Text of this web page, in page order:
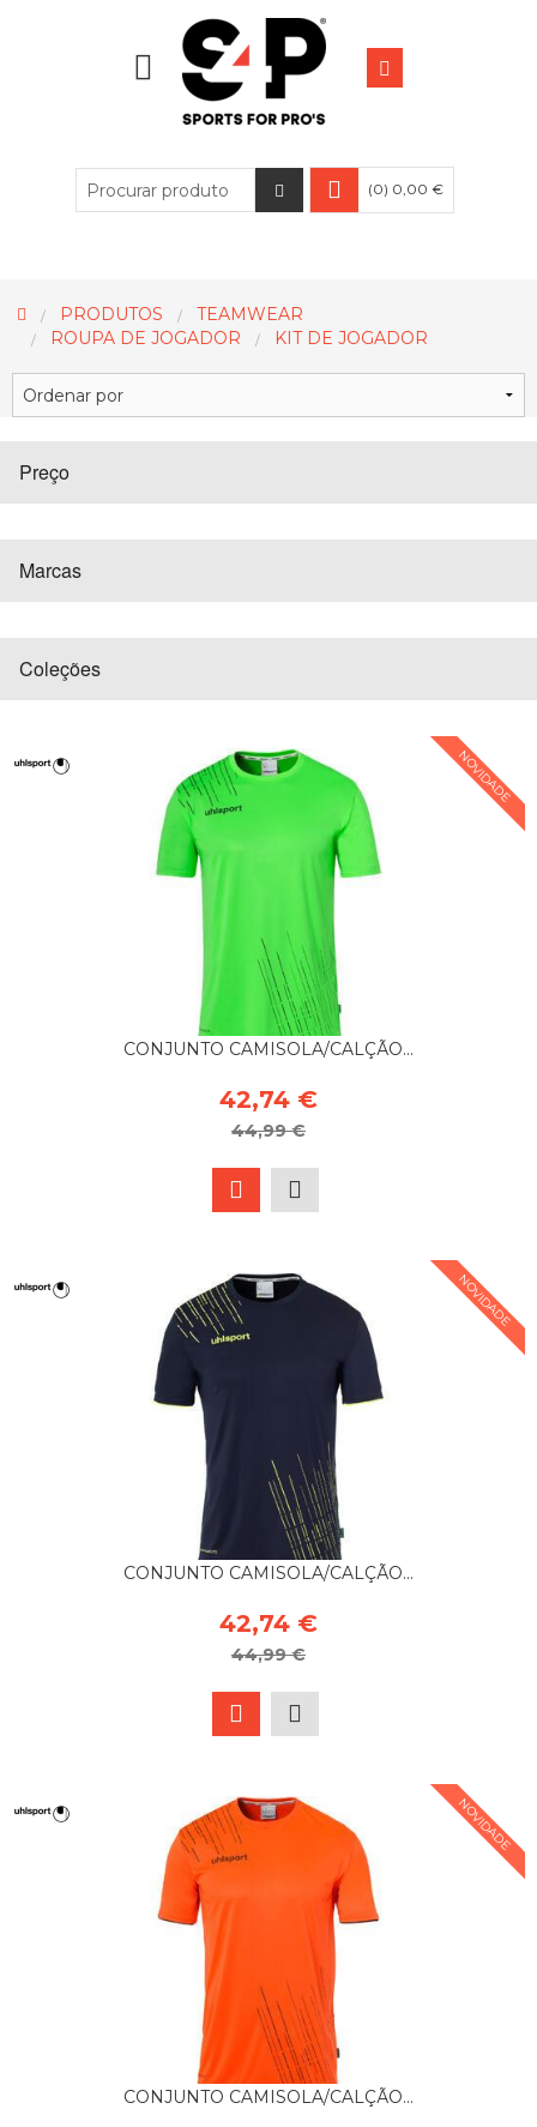
(0) 0,00 €
PRODUTOS
TEAMWEAR
ROUPA DE JOGADOR
KIT DE JOGADOR
Preço
Marcas
Coleções
NOVIDADE
CONJUNTO CAMISOLA/CALÇÃO...
42,74 €
44,99 €
NOVIDADE
CONJUNTO CAMISOLA/CALÇÃO...
42,74 €
44,99 €
NOVIDADE
CONJUNTO CAMISOLA/CALÇÃO...